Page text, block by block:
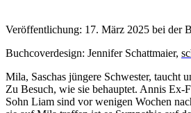
Veröffentlichung: 17. März 2025 bei der
Buchcoverdesign: Jennifer Schattmaier,
Mila, Saschas jüngere Schwester, taucht
Zu Besuch, wie sie behauptet. Annis Ex-
Sohn Liam sind vor wenigen Wochen